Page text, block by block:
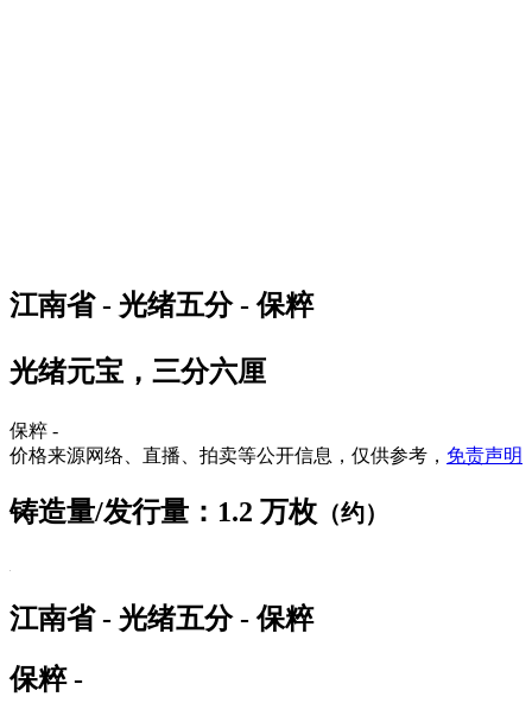
江南省 - 光绪五分 - 保粹
光绪元宝，三分六厘
保粹 -
价格来源网络、直播、拍卖等公开信息，仅供参考， 免责声明
铸造量/发行量：1.2 万枚 （约）
江南省 - 光绪五分 - 保粹
保粹 -